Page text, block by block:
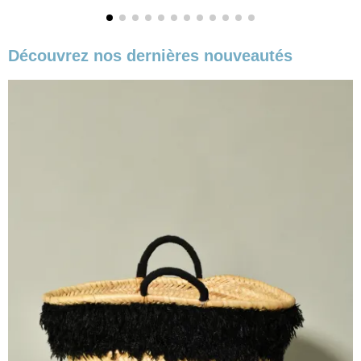
Découvrez nos dernières nouveautés